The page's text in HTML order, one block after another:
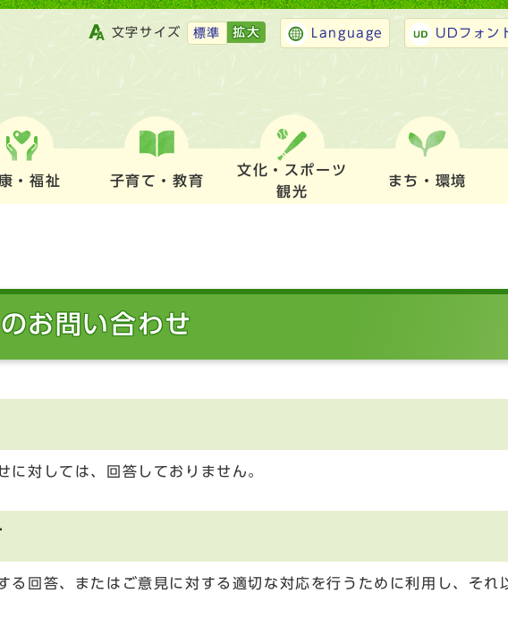
文字サイズ 標準 拡大 Language UDフォン
・福祉 子育て・教育
文化・スポーツ
観光
まち・環境
お問い合わせ
に対しては、回答しておりません。
る回答、またはご意見に対する適切な対応を行うために利用し、それ